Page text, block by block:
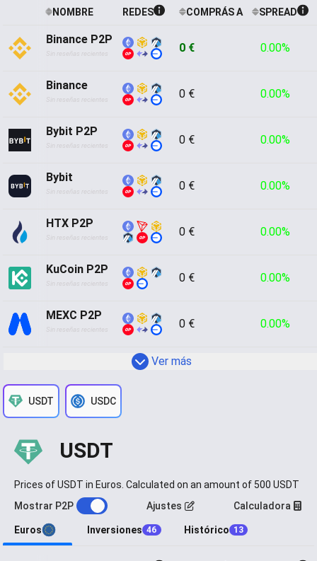
NOMBRE REDES COMPRÁS A SPREAD
Binance P2P
Sin reseñas recientes 0 € 0.00%
Binance
Sin reseñas recientes 0 € 0.00%
Bybit P2P
Sin reseñas recientes 0 € 0.00%
Bybit
Sin reseñas recientes 0 € 0.00%
HTX P2P
Sin reseñas recientes 0 € 0.00%
KuCoin P2P
Sin reseñas recientes 0 € 0.00%
MEXC P2P
Sin reseñas recientes 0 € 0.00%
Ver más
USDT USDC
USDT
Prices of USDT in Euros. Calculated on an amount of 500 USDT
Mostrar P2P
Ajustes Calculadora
Euros Inversiones 46 Histórico 13